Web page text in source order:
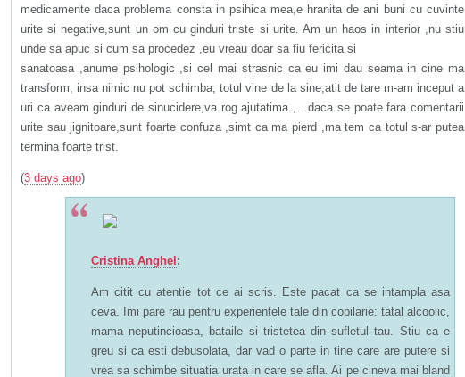
medicamente daca problema consta in psihica mea,e hranita de ani buni cu cuvinte
urite si negative,sunt un om cu ginduri triste si urite. Am un haos in interior ,nu stiu
unde sa apuc si cum sa procedez ,eu vreau doar sa fiu fericita si
sanatoasa ,anume psihologic ,si cel mai strasnic ca eu imi dau seama in cine ma
transform, insa nimic nu pot schimba, totul vine de la sine,atit de tare m-am inceput a
uri ca aveam ginduri de sinucidere,va rog ajutatima ,…daca se poate fara comentarii
urite sau jignitoare,sunt foarte confuza ,simt ca ma pierd ,ma tem ca totul s-ar putea
termina foarte trist.
(3 days ago)
Cristina Anghel :
Am citit cu atentie tot ce ai scris. Este pacat ca se intampla asa
ceva. Imi pare rau pentru experientele tale din copilarie: tatal alcoolic,
mama neputincioasa, bataile si tristetea din sufletul tau. Stiu ca e
greu si ca esti debusolata, dar vad o parte in tine care are putere si
vrea sa schimbe situatia urata in care se afla. Ai pe cineva mai bland